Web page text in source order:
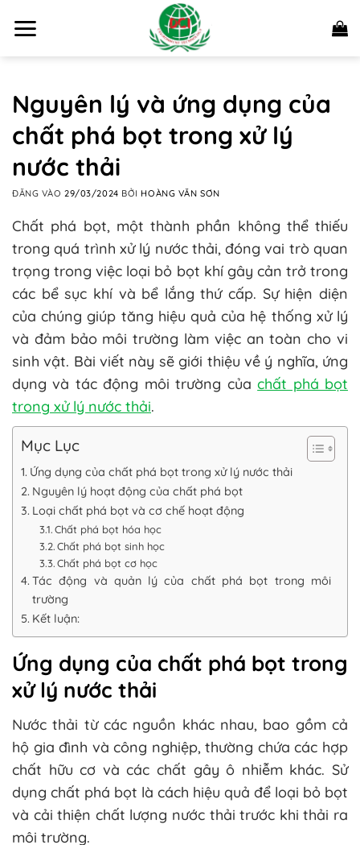
qua
Nguyên lý và ứng dụng của
chất phá bọt trong xử lý
nước thải
ĐĂNG VÀO29/03/2024 BỞI HOÀNG VĂN SƠN
Chất phá bọt, một thành phần không thể thiếu
trong quá trình xử lý nước thải, đóng vai trò quan
trọng trong việc loại bỏ bọt khí gây cản trở trong
các bể sục khí và bể lắng thứ cấp. Sự hiện diện
của chúng giúp tăng hiệu quả của hệ thống xử lý
và đảm bảo môi trường làm việc an toàn cho vi
sinh vật. Bài viết này sẽ giới thiệu về ý nghĩa, ứng
dụng và tác động môi trường củachất phá bọt
trong xử lý nước thải.
Mục Lục
Ứng dụng của chất phá bọt trong xử lý nước thải
Nguyên lý hoạt động của chất phá bọt
Loại chất phá bọt và cơ chế hoạt động
Chất phá bọt hóa học
Chất phá bọt sinh học
Chất phá bọt cơ học
Tác động và quản lý của chất phá bọt trong môi
trường
Kết luận:
Ứng dụng của chất phá bọt trong
xử lý nước thải
Nước thải từ các nguồn khác nhau, bao gồm cả
hộ gia đình và công nghiệp, thường chứa các hợp
chất hữu cơ và các chất gây ô nhiễm khác. Sử
dụng chất phá bọt là cách hiệu quả để loại bỏ bọt
và cải thiện chất lượng nước thải trước khi thải ra
môi trường.